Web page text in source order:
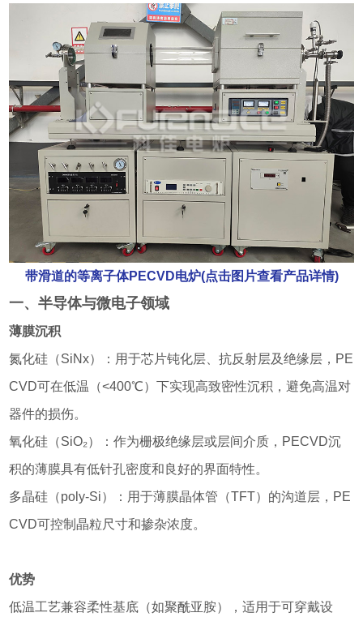
带滑道的等离子体PECVD电炉(点击图片查看产品详情)
一、半导体与微电子领域
薄膜沉积
氮化硅（SiNx）：用于芯片钝化层、抗反射层及绝缘层，PE
CVD可在低温（<400℃）下实现高致密性沉积，避免高温对
器件的损伤。
氧化硅（SiO₂）：作为栅极绝缘层或层间介质，PECVD沉
积的薄膜具有低针孔密度和良好的界面特性。
多晶硅（poly-Si）：用于薄膜晶体管（TFT）的沟道层，PE
CVD可控制晶粒尺寸和掺杂浓度。
优势
低温工艺兼容柔性基底（如聚酰亚胺），适用于可穿戴设